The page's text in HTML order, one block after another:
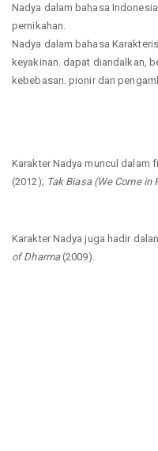
Nadya dalam bahasa
pernikahan.
Nadya dalam bahasa
keyakinan. dapat diandalkan,
kebebasan. pionir dan
Karakter Nadya muncul dalam
(2012); Tak Biasa (We Come in
Karakter Nadya juga hadir
of Dharma(2009).